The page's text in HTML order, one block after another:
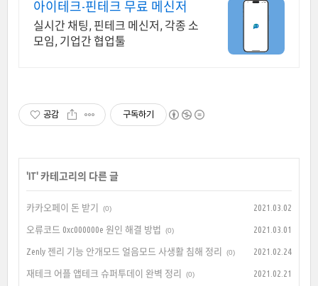
아이테크-핀테크 무료 메신저
실시간 채팅, 핀테크 메신저, 각종 소
모임, 기업간 협업툴
공감 구독하기
'IT' 카테고리의 다른 글
카카오페이 돈 받기 (0) 2021.03.02
오류코드 0xc000000e 원인 해결 방법 (0) 2021.03.01
Zenly 젠리 기능 안개모드 얼음모드 사생활 침해 정리 (0) 2021.02.24
재테크 어플 앱테크 슈퍼투데이 완벽 정리 (0)
2021.02.21